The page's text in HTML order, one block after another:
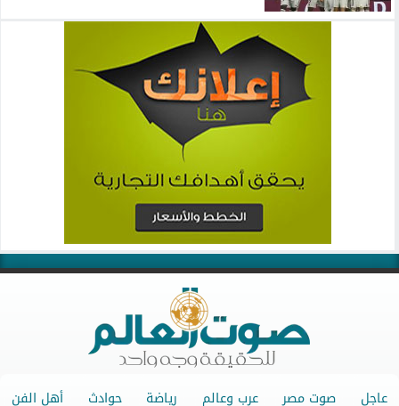
عاجل صوت مصر عرب وعالم رياضة حوادث أهل الفن